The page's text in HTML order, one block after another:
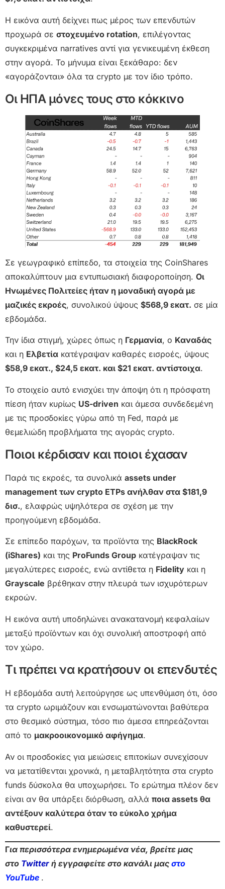
Η εικόνα αυτή δείχνει πως μέρος των επενδυτών
προχωρά σε στοχευμένο rotation, επιλέγοντας
συγκεκριμένα narratives αντί για γενικευμένη έκθεση
στην αγορά. Το μήνυμα είναι ξεκάθαρο: δεν
«αγοράζονται» όλα τα crypto με τον ίδιο τρόπο.
Οι ΗΠΑ μόνες τους στο κόκκινο
Σε γεωγραφικό επίπεδο, τα στοιχεία της CoinShares
αποκαλύπτουν μια εντυπωσιακή διαφοροποίηση. Οι
Ηνωμένες Πολιτείες ήταν η μοναδική αγορά με
μαζικές εκροές, συνολικού ύψους $568,9 εκατ. σε μία
εβδομάδα.
Την ίδια στιγμή, χώρες όπως η Γερμανία, ο Καναδάς
και η Ελβετία κατέγραψαν καθαρές εισροές, ύψους
$58,9 εκατ., $24,5 εκατ. και $21 εκατ. αντίστοιχα.
Το στοιχείο αυτό ενισχύει την άποψη ότι η πρόσφατη
πίεση ήταν κυρίως US-driven και άμεσα συνδεδεμένη
με τις προσδοκίες γύρω από τη Fed, παρά με
θεμελιώδη προβλήματα της αγοράς crypto.
Ποιοι κέρδισαν και ποιοι έχασαν
Παρά τις εκροές, τα συνολικά assets under
management των crypto ETPs ανήλθαν στα $181,9
δισ., ελαφρώς υψηλότερα σε σχέση με την
προηγούμενη εβδομάδα.
Σε επίπεδο παρόχων, τα προϊόντα της BlackRock
(iShares) και της ProFunds Group κατέγραψαν τις
μεγαλύτερες εισροές, ενώ αντίθετα η Fidelity και η
Grayscale βρέθηκαν στην πλευρά των ισχυρότερων
εκροών.
Η εικόνα αυτή υποδηλώνει ανακατανομή κεφαλαίων
μεταξύ προϊόντων και όχι συνολική αποστροφή από
τον χώρο.
Τι πρέπει να κρατήσουν οι επενδυτές
Η εβδομάδα αυτή λειτούργησε ως υπενθύμιση ότι, όσο
τα crypto ωριμάζουν και ενσωματώνονται βαθύτερα
στο θεσμικό σύστημα, τόσο πιο άμεσα επηρεάζονται
από το μακροοικονομικό αφήγημα.
Αν οι προσδοκίες για μειώσεις επιτοκίων συνεχίσουν
να μετατίθενται χρονικά, η μεταβλητότητα στα crypto
funds δύσκολα θα υποχωρήσει. Το ερώτημα πλέον δεν
είναι αν θα υπάρξει διόρθωση, αλλά ποια assets θα
αντέξουν καλύτερα όταν το εύκολο χρήμα
καθυστερεί.
Για περισσότερα ενημερωμένα νέα, βρείτε μας
στο Twitter ή εγγραφείτε στο κανάλι μας στο
YouTube .